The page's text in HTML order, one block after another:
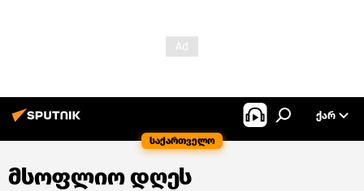
საქართველო
ᲥᲐᲠ
მსოფლიო დღეს